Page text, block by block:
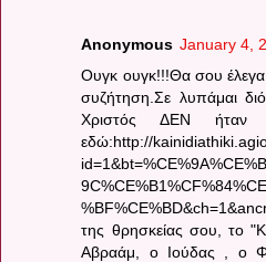
Anonymous January 4,
Ουγκ ουγκ!!!Θα σου έλεγα
συζήτηση.Σε λυπάμαι
Χριστός ΔΕΝ ήταν
εδώ:http://
της θρησκείας σου, το
Αβραάμ, ο Ιούδας , ο